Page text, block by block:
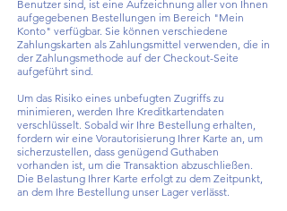
Benutzer sind, ist eine Aufzeichnung aller von Ihnen
aufgegebenen Bestellungen im Bereich "Mein
Konto" verfügbar. Sie können verschiedene
Zahlungskarten als Zahlungsmittel verwenden, die in
der Zahlungsmethode auf der Checkout-Seite
aufgeführt sind.
Um das Risiko eines unbefugten Zugriffs zu
minimieren, werden Ihre Kreditkartendaten
verschlüsselt. Sobald wir Ihre Bestellung erhalten,
fordern wir eine Vorautorisierung Ihrer Karte an, um
sicherzustellen, dass genügend Guthaben
vorhanden ist, um die Transaktion abzuschließen.
Die Belastung Ihrer Karte erfolgt zu dem Zeitpunkt,
an dem Ihre Bestellung unser Lager verlässt.